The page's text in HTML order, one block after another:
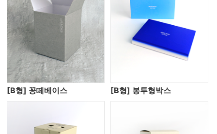
[B형] 꽁떼베이스 [B형] 봉투형박스